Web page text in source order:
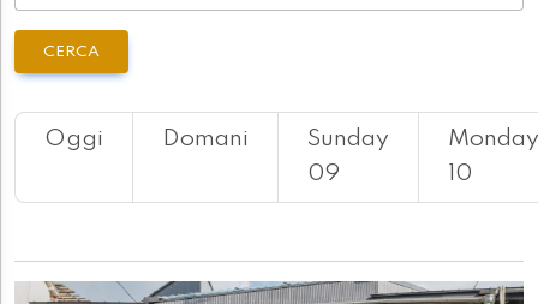
CERCA
Oggi Domani
Sunday
09
Monday
10